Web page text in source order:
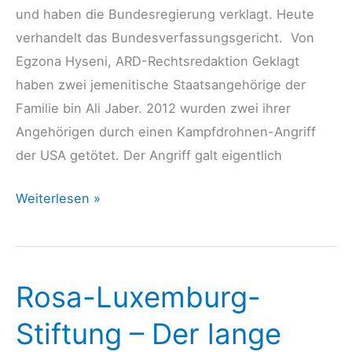
und haben die Bundesregierung verklagt. Heute
verhandelt das Bundesverfassungsgericht. Von
Egzona Hyseni, ARD-Rechtsredaktion Geklagt
haben zwei jemenitische Staatsangehörige der
Familie bin Ali Jaber. 2012 wurden zwei ihrer
Angehörigen durch einen Kampfdrohnen-Angriff
der USA getötet. Der Angriff galt eigentlich
Tagesschau
Verfassungsgericht
Drohneneinsätzen
Macht
Weiterlesen »
Rosa-Luxemburg-
Stiftung – Der lange